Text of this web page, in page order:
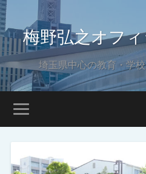
梅野弘之オフ
埼玉県中心の教育・学